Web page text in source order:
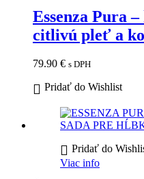
Essenza Pura
citlivú pleť a
79.90 € s DPH
Pridať do Wishlist
Pridať do
Viac info